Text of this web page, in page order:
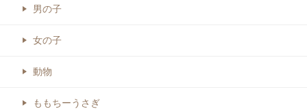
男の子
女の子
動物
ももちーうさぎ